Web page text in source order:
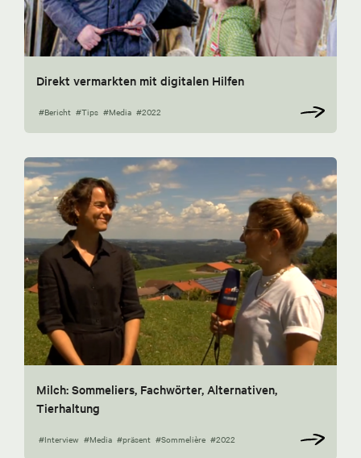
Direkt vermarkten mit digitalen Hilfen
#Bericht #Tips #Media #2022
Milch: Sommeliers, Fachwörter, Alternativen,
Tierhaltung
#Interview #Media #präsent #Sommelière #2022